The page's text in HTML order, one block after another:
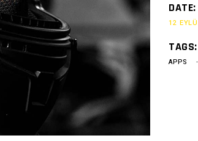
DATE:
12
TAGS:
APPS